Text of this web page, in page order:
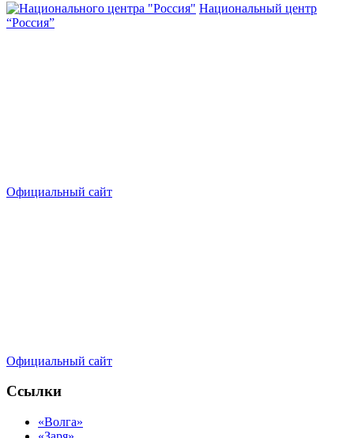
Национальный центр
“Россия”
Официальный сайт
Официальный сайт
Ссылки
«Волга»